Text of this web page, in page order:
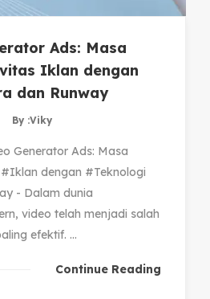
Ads: Masa
Iklan dengan
dan Runway
By :Viky
Generator Ads: Masa
dengan #Teknologi
- Dalam dunia
video telah menjadi salah
efektif. ...
Continue Reading